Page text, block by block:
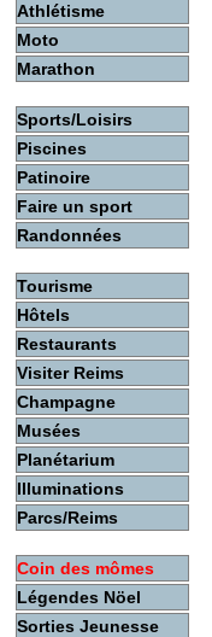
Athlétisme
Moto
Marathon
Sports/Loisirs
Piscines
Patinoire
Faire un sport
Randonnées
Tourisme
Hôtels
Restaurants
Visiter Reims
Champagne
Musées
Planétarium
Illuminations
Parcs/Reims
Coin des mômes
Légendes Nöel
Sorties Jeunesse